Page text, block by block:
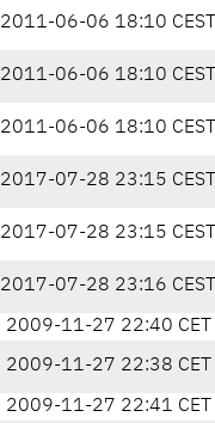
2011-06-06 18:10 CEST
2011-06-06 18:10 CEST
2011-06-06 18:10 CEST
2017-07-28 23:15 CEST
2017-07-28 23:15 CEST
2017-07-28 23:16 CEST
2009-11-27 22:40 CET
2009-11-27 22:38 CET
2009-11-27 22:41 CET